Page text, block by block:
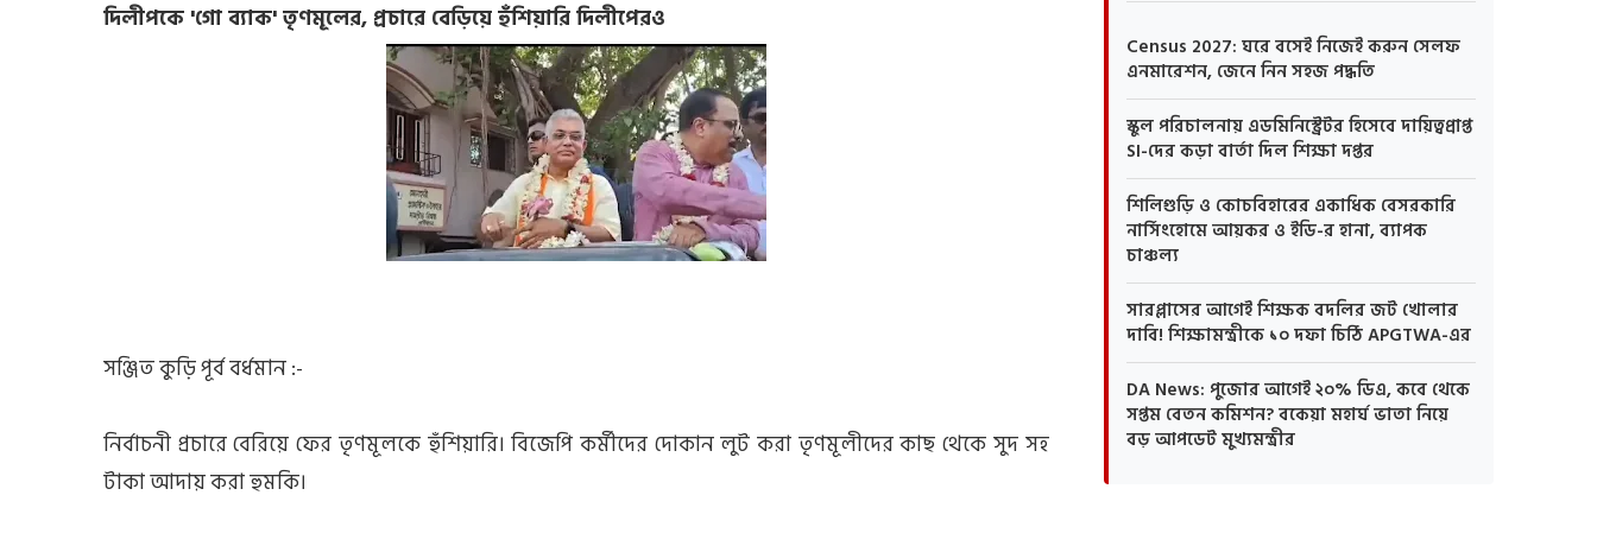
দিলীপকে 'গো ব্যাক' তৃণমূলের, প্রচারে বেড়িয়ে হুঁশিয়ারি দিলীপেরও
সঞ্জিত কুড়ি পূর্ব বর্ধমান :-
নির্বাচনী প্রচারে বেরিয়ে ফের তৃণমূলকে হুঁশিয়ারি। বিজেপি কর্মীদের দোকান লুট করা তৃণমূলীদের কাছ থেকে সুদ সহ
টাকা আদায় করা হুমকি।
Census 2027: ঘরে বসেই নিজেই করুন সেলফ
এনমারেশন, জেনে নিন সহজ পদ্ধতি
স্কুল পরিচালনায় এডমিনিস্ট্রেটর হিসেবে দায়িত্বপ্রাপ্ত
SI-দের কড়া বার্তা দিল শিক্ষা দপ্তর
শিলিগুড়ি ও কোচবিহারের একাধিক বেসরকারি
নার্সিংহোমে আয়কর ও ইডি-র হানা, ব্যাপক
চাঞ্চল্য
সারপ্লাসের আগেই শিক্ষক বদলির জট খোলার
দাবি! শিক্ষামন্ত্রীকে ১০ দফা চিঠি APGTWA-এর
DA News: পুজোর আগেই ২০% ডিএ, কবে থেকে
সপ্তম বেতন কমিশন? বকেয়া মহার্ঘ ভাতা নিয়ে
বড় আপডেট মুখ্যমন্ত্রীর